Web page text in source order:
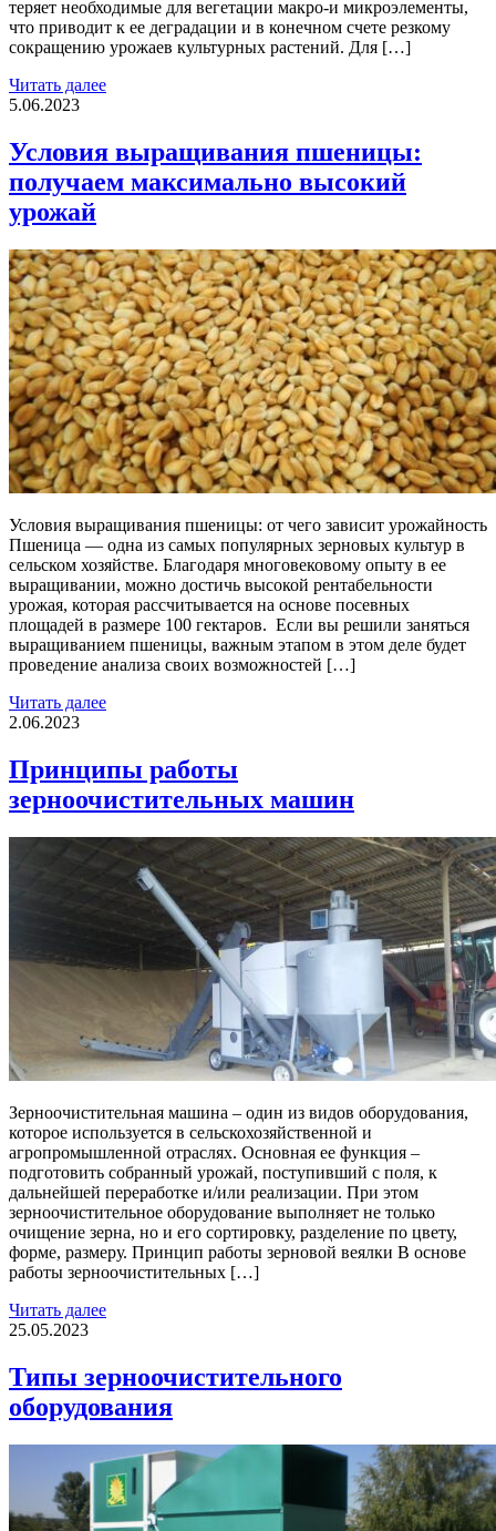
теряет необходимые для вегетации макро-и микроэлементы,
что приводит к ее деградации и в конечном счете резкому
сокращению урожаев культурных растений. Для […]
Читать далее
5.06.2023
Условия выращивания пшеницы:
получаем максимально высокий
урожай
Условия выращивания пшеницы: от чего зависит урожайность
Пшеница — одна из самых популярных зерновых культур в
сельском хозяйстве. Благодаря многовековому опыту в ее
выращивании, можно достичь высокой рентабельности
урожая, которая рассчитывается на основе посевных
площадей в размере 100 гектаров. Если вы решили заняться
выращиванием пшеницы, важным этапом в этом деле будет
проведение анализа своих возможностей […]
Читать далее
2.06.2023
Принципы работы
зерноочистительных машин
Зерноочистительная машина – один из видов оборудования,
которое используется в сельскохозяйственной и
агропромышленной отраслях. Основная ее функция –
подготовить собранный урожай, поступивший с поля, к
дальнейшей переработке и/или реализации. При этом
зерноочистительное оборудование выполняет не только
очищение зерна, но и его сортировку, разделение по цвету,
форме, размеру. Принцип работы зерновой веялки В основе
работы зерноочистительных […]
Читать далее
25.05.2023
Типы зерноочистительного
оборудования